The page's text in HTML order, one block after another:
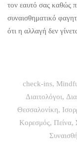
τον εαυτό σας καθώς
συναισθηματικό
ότι η αλλαγή δεν
check-ins,
Διαιτολόγοι,
Θεσσαλονίκη,
Κορεσμός, Πείνα,